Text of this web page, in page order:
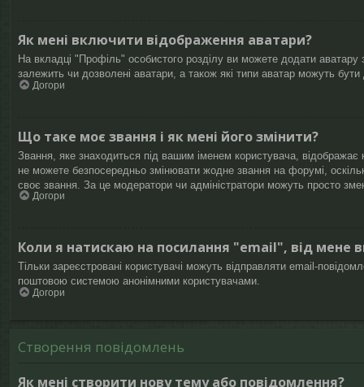
Як мені включити відображення аватари?
На вкладці "Профіль" особистого розділу ви можете додати
залежить чи дозволені аватари, а також які типи аватар можуть
Догори
Що таке моє звання і як мені його змінити?
Звання, яке знаходиться під вашим іменем користувача, відображає
не можете безпосередньо змінювати жодне звання на форумі,
своє звання. За це модератори чи адміністратори можуть просто
Догори
Коли я натискаю на посилання "email", від мене
Тільки зареєстровані користувачі можуть відправляти email-
поштовою системою анонімними користувачами.
Догори
Створення повідомлень
Як мені створити нову тему або повідомлення?